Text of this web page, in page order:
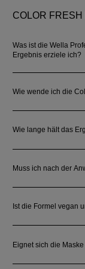
COLOR
Was ist die Wella
Ergebnis erziele ich?
Wie wende ich die
Wie lange hält das
Muss ich nach der
Ist die Formel vegan
Eignet sich die